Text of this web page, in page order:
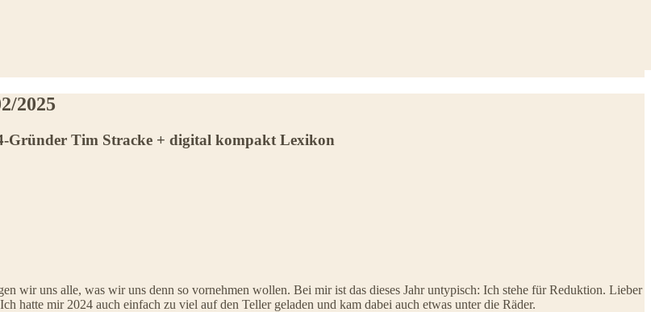
2025
Gründer Tim Stracke + digital kompakt Lexikon
wir uns alle, was wir uns denn so vornehmen wollen. Bei mir ist das dieses Jahr untypisch: Ich stehe für Reduktion. Lieber
hatte mir 2024 auch einfach zu viel auf den Teller geladen und kam dabei auch etwas unter die Räder.